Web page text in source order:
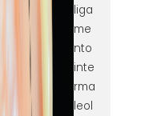
liga
me
nto
inte
rma
leol